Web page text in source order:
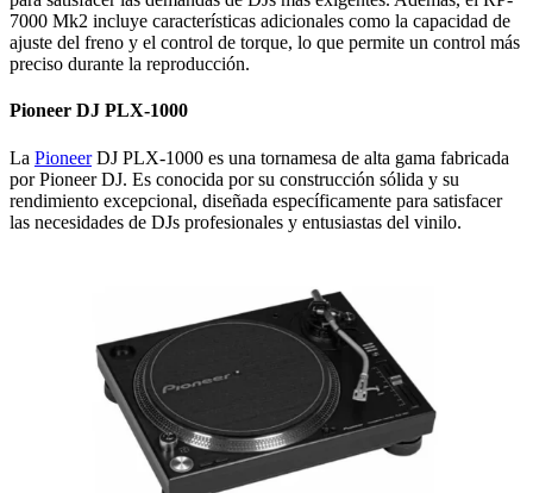
7000 Mk2 incluye características adicionales como la capacidad de
ajuste del freno y el control de torque, lo que permite un control más
preciso durante la reproducción.
Pioneer DJ PLX-1000
La PioneerDJ PLX-1000 es una tornamesa de alta gama fabricada
por Pioneer DJ. Es conocida por su construcción sólida y su
rendimiento excepcional, diseñada específicamente para satisfacer
las necesidades de DJs profesionales y entusiastas del vinilo.